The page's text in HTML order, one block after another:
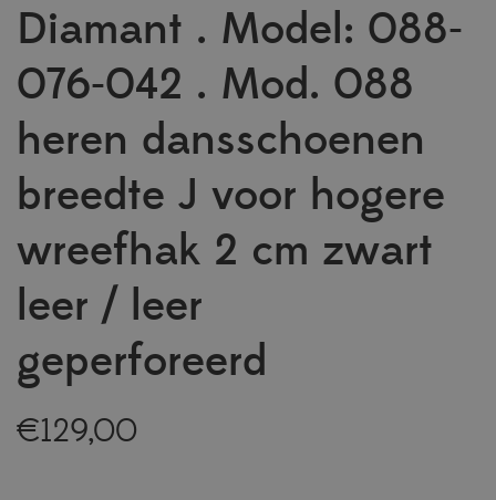
Diamant . Model: 088-
076-042 . Mod. 088
heren dansschoenen
breedte J voor hogere
wreefhak 2 cm zwart
leer / leer
geperforeerd
€129,00